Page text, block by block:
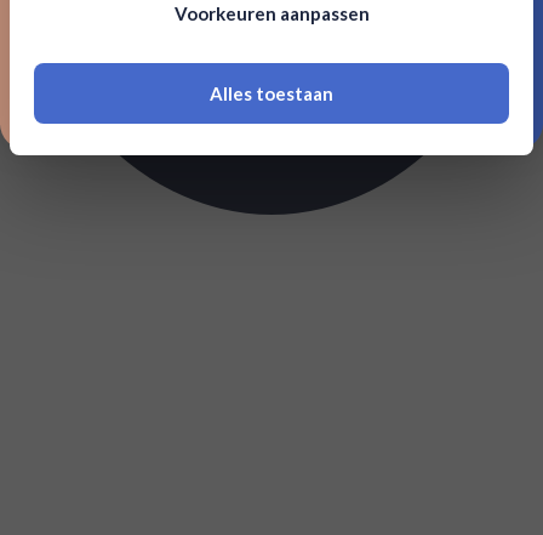
18 jaar of ouder zijn
Voorkeuren aanpassen
Alles toestaan